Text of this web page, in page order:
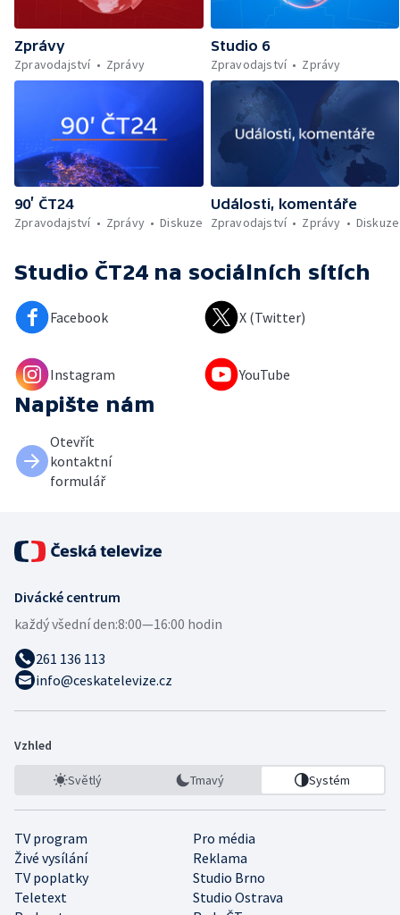
Zprávy
Zpravodajství
Zprávy
Studio 6
Zpravodajství
Zprávy
90’ ČT24
Zpravodajství
Zprávy Diskuze
Události, komentáře
Zpravodajství
Zprávy Diskuze
Studio ČT24 na sociálních sítích
Facebook X (Twitter)
Instagram YouTube
Napište nám
Otevřít
kontaktní
formulář
Divácké centrum
každý všední den:8:00—16:00 hodin
261 136 113
info@ceskatelevize.cz
Vzhled
Světlý Tmavý Systém
TV program
Pro média
Živé vysílání
Reklama
TV poplatky
Studio Brno
Teletext
Studio Ostrava